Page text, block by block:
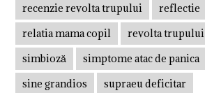
recenzie revolta trupului
reflectie
relatia mama copil
revolta trupului
simbioză
simptome atac de panica
sine grandios
supraeu deficitar